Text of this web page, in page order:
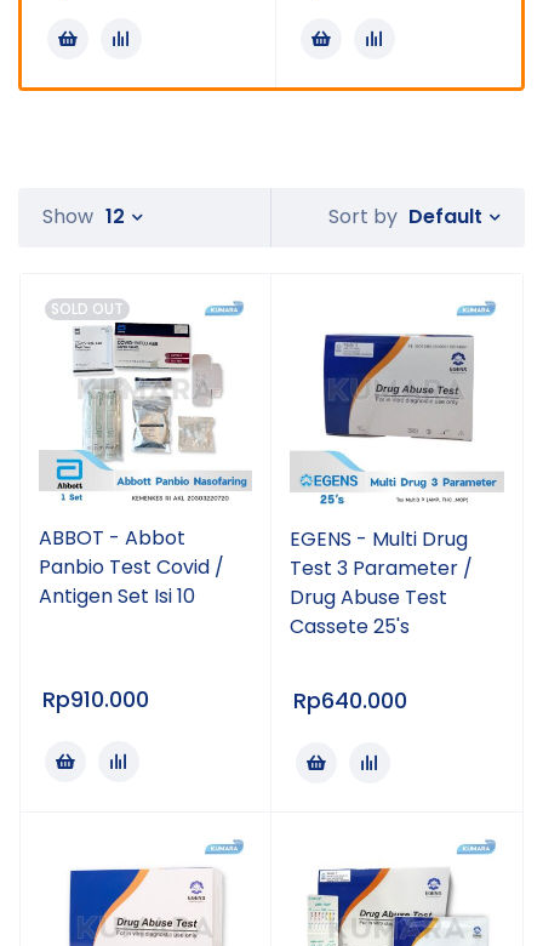
Sort by Default
Show 12
SOLD OUT
ABBOT - Abbot
Panbio Test Covid /
Antigen Set Isi 10
Rp910.000
EGENS - Multi Drug
Test 3 Parameter /
Drug Abuse Test
Cassete 25's
Rp640.000